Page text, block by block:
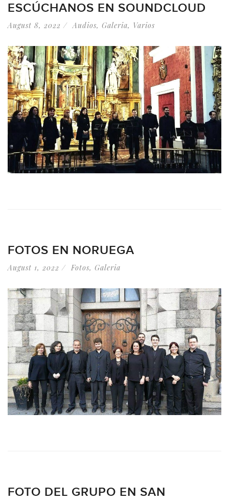
ESCÚCHANOS EN SOUNDCLOUD
August 8, 2022 Audios, Galeria, Varios
FOTOS EN NORUEGA
August 1, 2022 Fotos, Galeria
FOTO DEL GRUPO EN SAN